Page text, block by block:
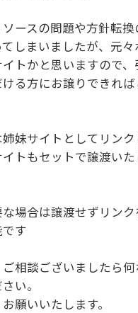
ースの問題や方針転換
しまいましたが、元々
トかと思いますので、
る方にお譲りできれば
妹サイトとしてリンク
トもセットで譲渡いた
場合は譲渡せずリンク
す
相談ございましたら何
い。
願いいたします。